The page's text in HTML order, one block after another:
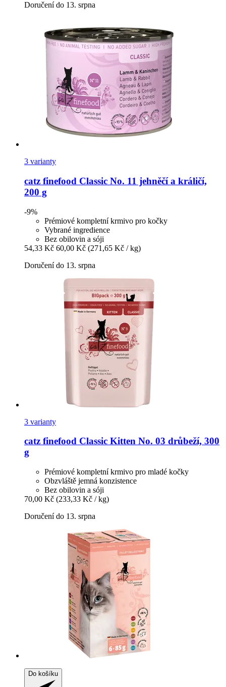
Doručení do 13. srpna
3 varianty
catz finefood Classic No. 11 jehněčí a králičí,
200 g
-9%
Prémiové kompletní krmivo pro kočky
Vybrané ingredience
Bez obilovin a sóji
54,33 Kč 60,00 Kč (271,65 Kč / kg)
Doručení do 13. srpna
3 varianty
catz finefood Classic Kitten No. 03 drůbeží, 300
g
Prémiové kompletní krmivo pro mladé kočky
Obzvláště jemná konzistence
Bez obilovin a sóji
70,00 Kč (233,33 Kč / kg)
Doručení do 13. srpna
Do košíku